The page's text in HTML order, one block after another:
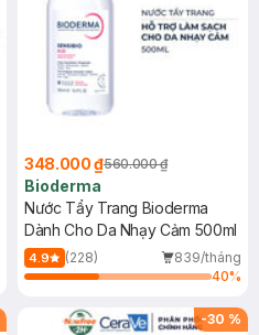
348.000 ₫560.000 ₫
Bioderma
Nước Tẩy Trang Bioderma
Dành Cho Da Nhạy Cảm 500ml
4.9 (228)
839/tháng
40%
-30 %